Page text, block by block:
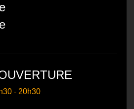
- 20h30